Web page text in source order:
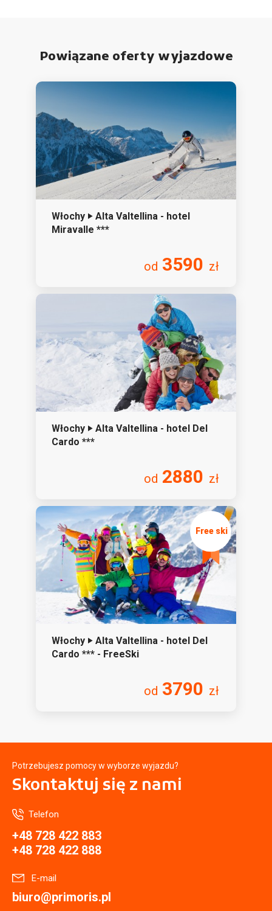
Powiązane oferty wyjazdowe
Włochy ‣ Alta Valtellina - hotel
Miravalle ***
od 3590 zł
Włochy ‣ Alta Valtellina - hotel Del
Cardo ***
od 2880 zł
Włochy ‣ Alta Valtellina - hotel Del
Cardo *** - FreeSki
od 3790 zł
Potrzebujesz pomocy w wyborze wyjazdu?
Skontaktuj się z nami
Telefon
+48 728 422 883
+48 728 422 888
E-mail
biuro@primoris.pl